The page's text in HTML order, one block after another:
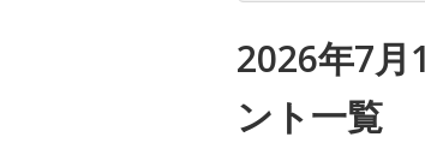
2026年7月
ント一覧